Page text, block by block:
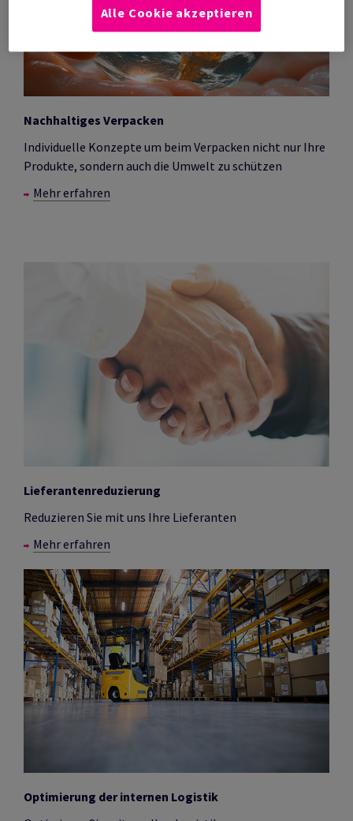
Nachhaltiges Verpacken
Individuelle Konzepte um beim Verpacken nicht nur Ihre
Produkte, sondern auch die Umwelt zu schützen
Mehr erfahren
Lieferantenreduzierung
Reduzieren Sie mit uns Ihre Lieferanten
Mehr erfahren
Optimierung der internen Logistik
Alle Cookie akzeptieren